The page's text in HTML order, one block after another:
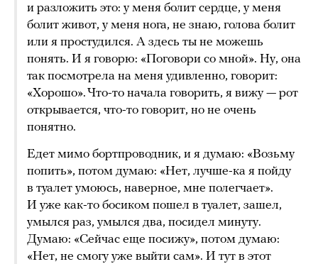
и разложить это: у меня болит сердце, у меня
болит живот, у меня нога, не знаю, голова болит
или я простудился. А здесь ты не можешь
понять. И я говорю: «Поговори со мной». Ну, она
так посмотрела на меня удивленно, говорит:
«Хорошо». Что-то начала говорить, я вижу — рот
открывается, что-то говорит, но не очень
понятно.
Едет мимо бортпроводник, и я думаю: «Возьму
попить», потом думаю: «Нет, лучше-ка я пойду
в туалет умоюсь, наверное, мне полегчает».
И уже как-то босиком пошел в туалет, зашел,
умылся раз, умылся два, посидел минуту.
Думаю: «Сейчас еще посижу», потом думаю:
«Нет, не смогу уже выйти сам». И тут в этот